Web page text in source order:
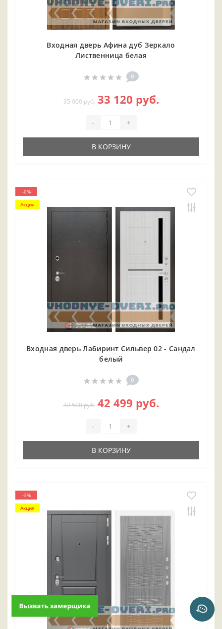
Входная дверь Афина дуб Зеркало
Лиственница белая
0
35 000 руб. 33 120 руб.
- +
В КОРЗИНУ
-0%
Акция
Входная дверь Лабиринт Сильвер 02 - Сандал
белый
0
42 500 руб. 42 499 руб.
- +
В КОРЗИНУ
-3%
Акция
Вызвать замерщика